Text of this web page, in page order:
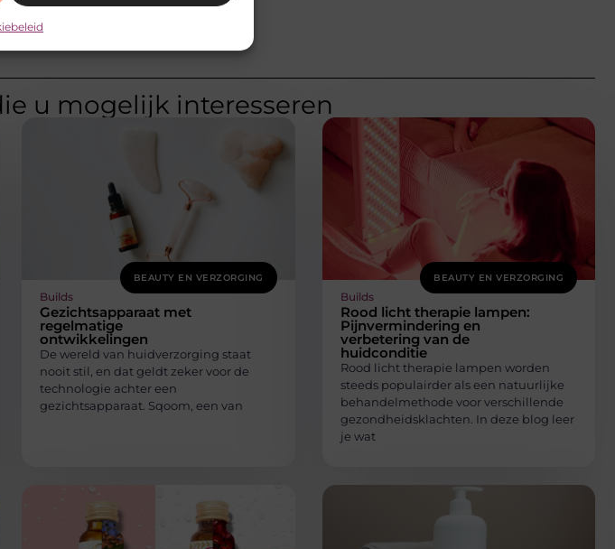
u mogelijk interesseren
BEAUTY EN VERZORGING
Builds
Gezichtsapparaat met
regelmatige
ontwikkelingen
De wereld van huidverzorging staat
nooit stil, en dat geldt zeker voor de
technologie achter een
gezichtsapparaat. Sqoom, een van
BEAUTY EN VERZORGING
Builds
Rood licht therapie lampen:
Pijnvermindering en
verbetering van de
huidconditie
Rood licht therapie lampen worden
steeds populairder als een natuurlijke
behandelmethode voor verschillende
gezondheidsklachten. In deze blog leer
je wat